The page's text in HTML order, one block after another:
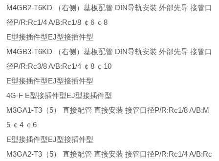
M4GB2-T6KD （右侧）基板配管 DIN导轨安装 外部先导 接管口
径P/R:Rc1/4 A/B:Rc1/8 ￠6 ￠8
E型接插件型EJ型接插件型
M4GB3-T6KD （右侧）基板配管 DIN导轨安装 外部先导 接管口
径P/R:Rc3/8 A/B:Rc1/4 ￠8 ￠10
E型接插件型EJ型接插件型
4G-F E型接插件型EJ型接插件型
M3GA1-T3（5） 直接配管 直接安装 接管口径P/R:Rc1/8 A/B:M
5 ￠4 ￠6
E型接插件型EJ型接插件型
M3GA2-T3（5） 直接配管 直接安装 接管口径P/R:Rc1/4 A/B:Rc